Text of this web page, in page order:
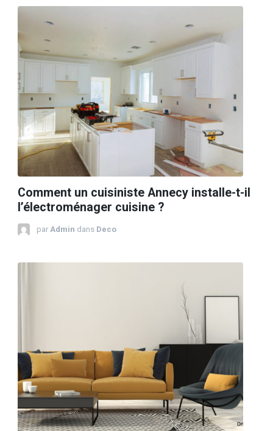
Comment un cuisiniste Annecy installe-t-il
l’électroménager cuisine ?
par Admin dans Deco